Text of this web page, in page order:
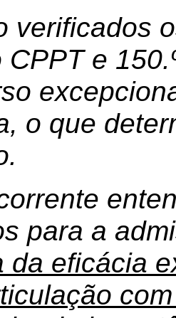
verificados
CPPT e
o que
para a
da eficácia